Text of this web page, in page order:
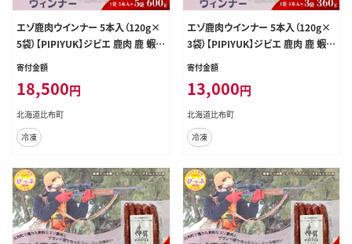
エゾ鹿肉ウインナー 5本入（120g×
5袋）【PIPIYUK】ジビエ 鹿肉 鹿 蝦夷
鹿 シカ おやつ おつまみ スパイシー
干し肉 北海道 比布町 ぴっぷ 1023-
012
寄付金額
18,500円
北海道比布町
冷凍
エゾ鹿肉ウインナー 5本入（120g×
3袋）【PIPIYUK】ジビエ 鹿肉 鹿 蝦夷
鹿 シカ おやつ おつまみ スパイシー
干し肉 北海道 比布町 ぴっぷ 1023-
011
寄付金額
13,000円
北海道比布町
冷凍